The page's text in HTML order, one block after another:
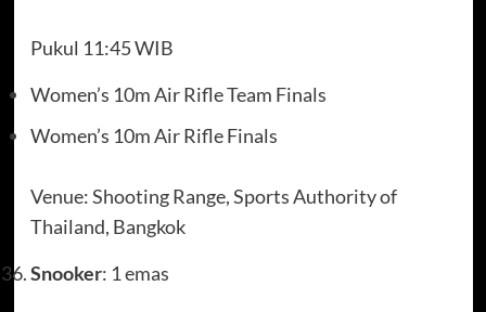
Pukul 11:45 WIB
Women’s 10m Air Rifle Team Finals
Women’s 10m Air Rifle Finals
Venue: Shooting Range, Sports Authority of
Thailand, Bangkok
Snooker: 1 emas